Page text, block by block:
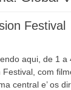
Festival
aqui, de 1 a
Festival, com
central e’ os